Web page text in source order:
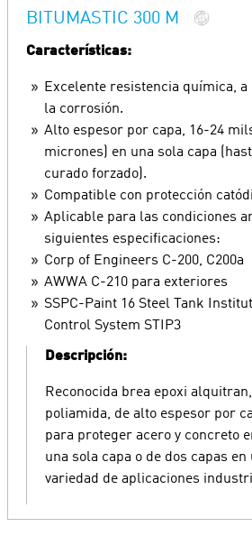
BITUMASTIC 300 M
Características:
Excelente resistencia química, a
la corrosión.
Alto espesor por capa, 16-24
micrones) en una sola capa
curado forzado).
Compatible con protección
Aplicable para las condiciones
siguientes especificaciones:
Corp of Engineers C-200, C200a
AWWA C-210 para exteriores
SSPC-Paint 16 Steel Tank
Control System STIP3
Descripción:
Reconocida brea epoxi
poliamida, de alto espesor por
para proteger acero y concreto
una sola capa o de dos capas en
variedad de aplicaciones